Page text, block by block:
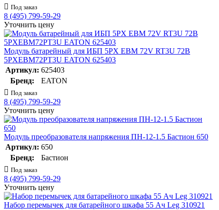
Под заказ
8 (495) 799-59-29
Уточнить цену
Модуль батарейный для ИБП 5PX EBM 72V RT3U 72В
5PXEBM72PT3U EATON 625403
Артикул: 625403
Бренд:
EATON
Под заказ
8 (495) 799-59-29
Уточнить цену
Модуль преобразователя напряжения ПН-12-1.5 Бастион 650
Артикул: 650
Бренд:
Бастион
Под заказ
8 (495) 799-59-29
Уточнить цену
Набор перемычек для батарейного шкафа 55 Ач Leg 310921